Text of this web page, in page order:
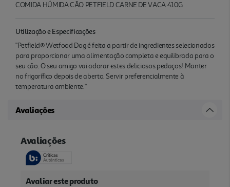
COMIDA HÚMIDA CÃO PETFIELD CARNE DE VACA 410G
Utilização e Especificações
"Petfield® Wetfood Dog é feita a partir de ingredientes selecionados
para proporcionar uma alimentação completa e equilibrada para o
seu cão. O seu amigo vai adorar estes deliciosos pedaços! Manter
no frigorífico depois de aberto. Servir preferencialmente à
temperatura ambiente."
Avaliações